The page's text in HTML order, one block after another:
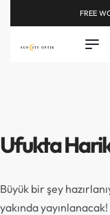
FREE
Ufukta
Büyük bir şey
yakında yayınlanacak!